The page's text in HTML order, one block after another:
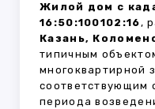
Жилой дом с
16:50:100102:16,
Казань,
типичным
многоквартирной
соответствующим
периода